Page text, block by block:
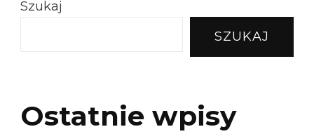
Szukaj
SZUKAJ
Ostatnie wpisy